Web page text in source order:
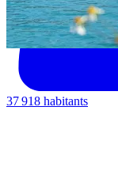
37 918 habitants